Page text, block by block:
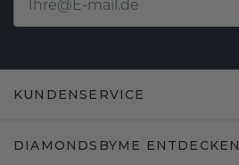
KUNDENSERVICE
DIAMONDSBYME ENTDECKEN